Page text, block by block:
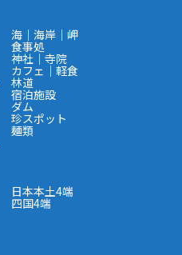
海｜海岸｜岬
食事処
神社｜寺院
カフェ｜軽食
林道
宿泊施設
ダム
珍スポット
麺類
日本本土4端
四国4端